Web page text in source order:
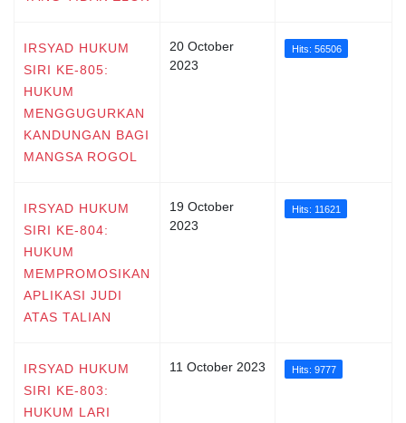
IRSYAD HUKUM
SIRI KE-805:
HUKUM
MENGGUGURKAN
KANDUNGAN BAGI
MANGSA ROGOL
20 October
2023
Hits: 56506
IRSYAD HUKUM
SIRI KE-804:
HUKUM
MEMPROMOSIKAN
APLIKASI JUDI
ATAS TALIAN
19 October
2023
Hits: 11621
IRSYAD HUKUM
SIRI KE-803:
HUKUM LARI
11 October 2023 Hits: 9777